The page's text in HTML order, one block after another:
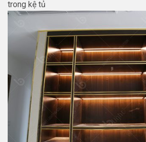
trong kệ tủ